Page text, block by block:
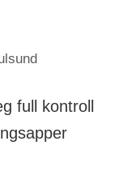
full kontroll